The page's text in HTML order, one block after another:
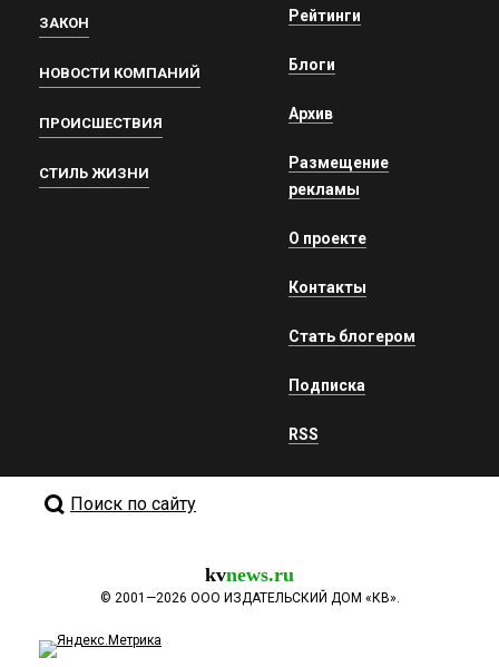
ЗАКОН
НОВОСТИ КОМПАНИЙ
ПРОИСШЕСТВИЯ
СТИЛЬ ЖИЗНИ
Рейтинги
Блоги
Архив
Размещение
рекламы
О проекте
Контакты
Стать блогером
Подписка
RSS
Поиск по сайту
kvnews.ru
© 2001—2026 ООО ИЗДАТЕЛЬСКИЙ ДОМ «КВ».